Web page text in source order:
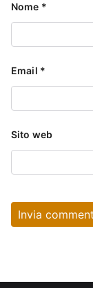
Nome *
Email *
Sito web